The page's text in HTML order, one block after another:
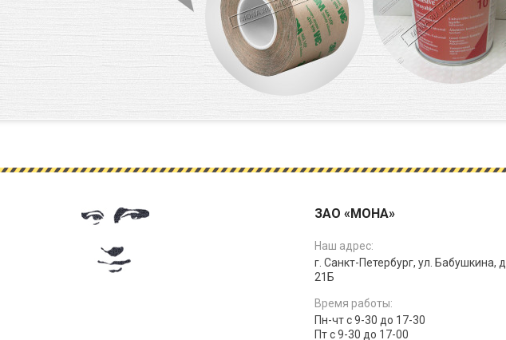
ЗАО «МОНА»
Наш адрес:
г. Санкт-Петербург, ул. Бабушкина, д.
21Б
Время работы:
Пн-чт с 9-30 до 17-30
Пт с 9-30 до 17-00